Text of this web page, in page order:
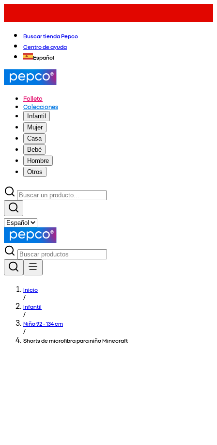
Buscar tienda Pepco
Centro de ayuda
Español
Folleto
Colecciones
Infantil
Mujer
Casa
Bebé
Hombre
Otros
Inicio
/
Infantil
/
Niño 92 - 134 cm
/
Shorts de microfibra para niño Minecraft